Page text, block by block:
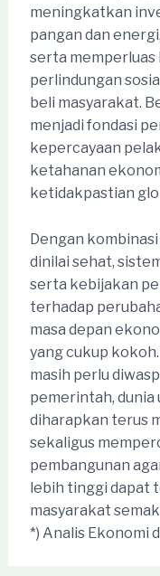
meningkatkan
pangan dan
serta
perlindungan
beli masyarakat.
menjadi fondasi
kepercayaan
ketahanan
ketidakpastian
Dengan
dinilai sehat,
serta kebijakan
terhadap
masa depan
yang cukup
masih perlu
pemerintah, dunia
diharapkan terus
sekaligus
pembangunan
lebih tinggi dapat
masyarakat
*) Analis Ekonomi